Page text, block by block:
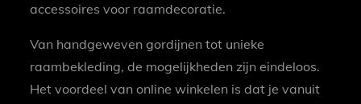
accessoires voor raamdecoratie.
Van handgeweven gordijnen tot unieke
raambekleding, de mogelijkheden zijn eindeloos.
Het voordeel van online winkelen is dat je vanuit